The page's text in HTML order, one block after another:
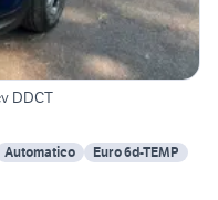
DDCT
Automatico Euro 6d-TEMP